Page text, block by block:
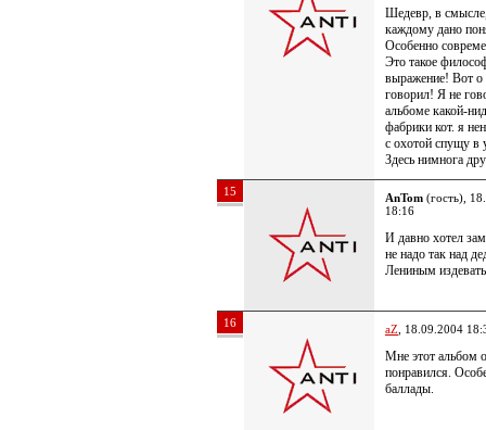
Шедевр, в
каждому дано
Особенно
Это такое
выражение! Вот о
говорил! Я не
альбоме какой-
фабрики кот. я
с охотой спущу в
Здесь нимнога
15 AnTom (гость),
18:16
И давно хотел
не надо так над
Лениным
16 aZ , 18.09.2004
Мне этот альбом
понравился.
баллады.